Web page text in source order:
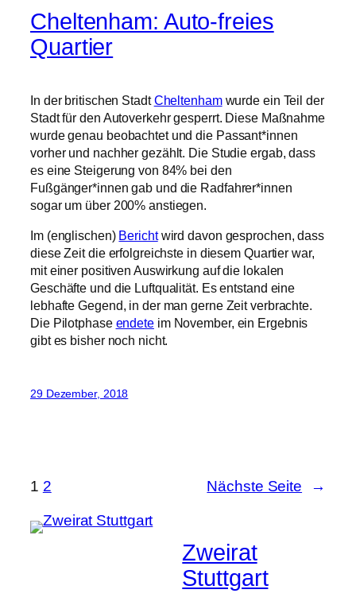
In der britischen Stadt Cheltenhamwurde ein Teil der
Stadt für den Autoverkehr gesperrt. Diese Maßnahme
wurde genau beobachtet und die Passant*innen
Fußgänger*innen gab und die Radfahrer*innen
sogar um über 200% anstiegen.
Im (englischen)Berichtwird davon gesprochen, dass
diese Zeit die erfolgreichste in diesem Quartier war,
mit einer positiven Auswirkung auf die lokalen
Geschäfte und die Luftqualität. Es entstand eine
Die Pilotphaseendeteim November, ein Ergebnis
gibt es bisher noch nicht.
29 Dezember, 2018
1 2
Stuttgart
alternative Radforum
für Stuttgart